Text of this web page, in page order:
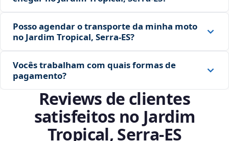
Posso agendar o transporte da minha moto
no Jardim Tropical, Serra‑ES?
Vocês trabalham com quais formas de
pagamento?
Reviews de clientes
satisfeitos no Jardim
Tropical, Serra‑ES